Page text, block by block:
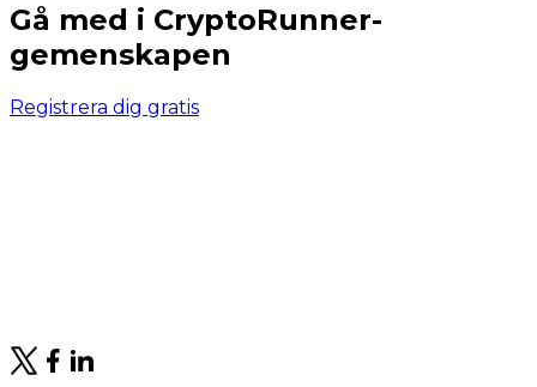
Gå med i CryptoRunner-
gemenskapen
Registrera dig gratis